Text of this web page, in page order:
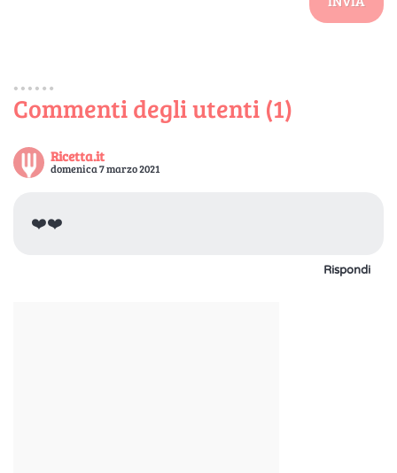
Commenti degli utenti (1)
Ricetta.it
domenica 7 marzo 2021
❤️❤️
Rispondi